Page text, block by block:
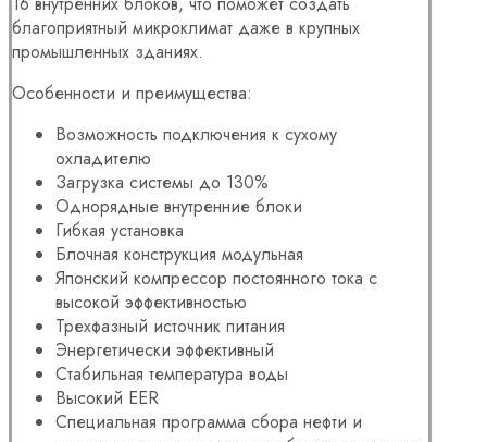
благоприятный микроклимат даже в крупных
промышленных зданиях.
Особенности и преимущества:
Возможность подключения к сухому
охладителю
Загрузка системы до 130%
Однорядные внутренние блоки
Гибкая установка
Блочная конструкция модульная
Японский компрессор постоянного тока с
высокой эффективностью
Трехфазный источник питания
Энергетически эффективный
Стабильная температура воды
Высокий EER
Специальная программа сбора нефти и